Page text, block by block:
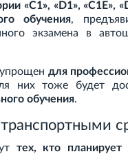
«C1», «D1», «C1E»,
обучения,
экзамена в
для
них тоже будет
обучения.
тех, кто планирует